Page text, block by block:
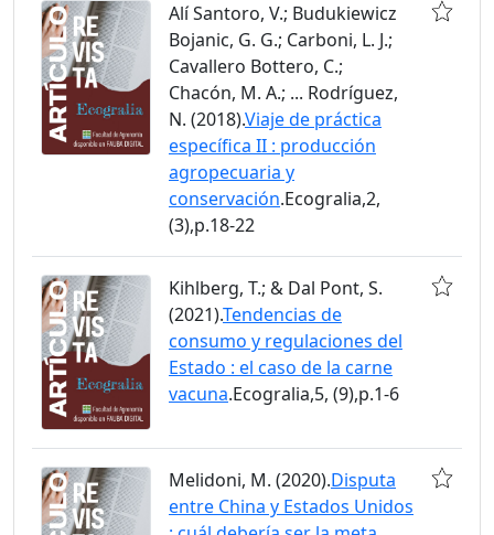
Alí Santoro, V.; Budukiewicz
Bojanic, G. G.; Carboni, L. J.;
Cavallero Bottero, C.;
Chacón, M. A.; ... Rodríguez,
N. (2018).Viaje de práctica
específica II : producción
agropecuaria y
conservación.Ecogralia,2,
(3),p.18-22
Kihlberg, T.; & Dal Pont, S.
(2021).Tendencias de
consumo y regulaciones del
Estado : el caso de la carne
vacuna.Ecogralia,5, (9),p.1-6
Melidoni, M. (2020).Disputa
entre China y Estados Unidos